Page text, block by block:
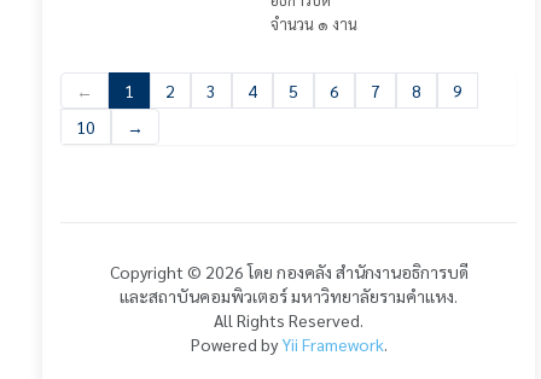
จำนวน ๑ งาน
← 1 2 3 4 5 6 7 8
9
10
→
Copyright © 2026 โดย กองคลัง สำนักงานอธิการบดี
และสถาบันคอมพิวเตอร์ มหาวิทยาลัยรามคำแหง.
All Rights Reserved.
Powered byYii Framework.